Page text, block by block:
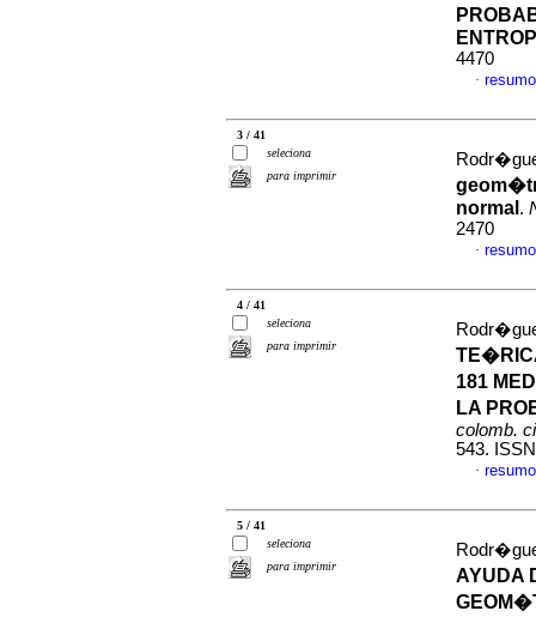
4470
·
3 / 41
seleciona
para imprimir
normal .
2470
·
4 / 41
seleciona
para imprimir
181
LA
colomb.
543.
·
5 / 41
seleciona
para imprimir
AYUDA